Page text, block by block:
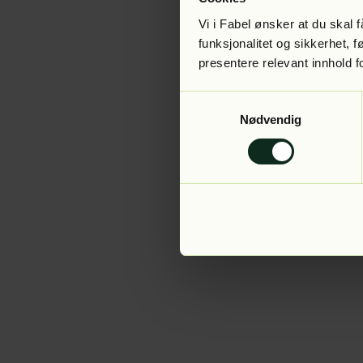
Vi i Fabel ønsker at du skal
funksjonalitet og sikkerhet,
presentere relevant innhold
Nødvendig
Application